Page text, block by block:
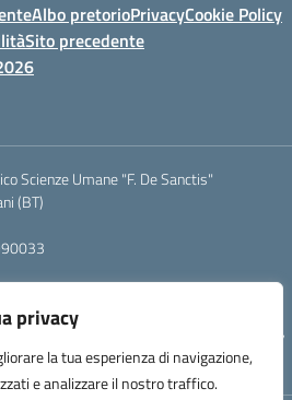
privacy
la tua esperienza di navigazione,
e analizzare il nostro traffico.
Albo pretorioPrivacyCookie Policy
Sito precedente
Scienze Umane "F. De Sanctis"
(BT)
- Codice Fiscale: 92058830727